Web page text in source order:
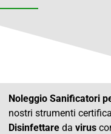
Noleggio Sanificatori
nostri strumenti
Disinfettare da virus